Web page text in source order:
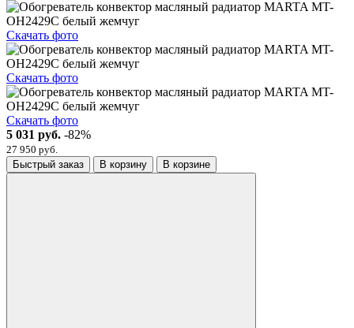
Скачать фото
Скачать фото
Скачать фото
5 031 руб. -82%
27 950 руб.
Быстрый заказ
В корзину В корзине